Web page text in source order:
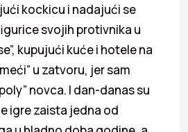
kockicu i nadajući se
svojih protivnika u
kupujući kuće i hotele na
u zatvoru, jer sam
novca. I dan-danas su
igre zaista jedna od